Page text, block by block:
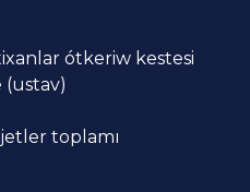
ótkeriw kestesi
(ustav)
toplamı